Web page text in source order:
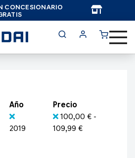
CONCESIONARIO
Año
2019
Precio
100,00 € -
109,99 €